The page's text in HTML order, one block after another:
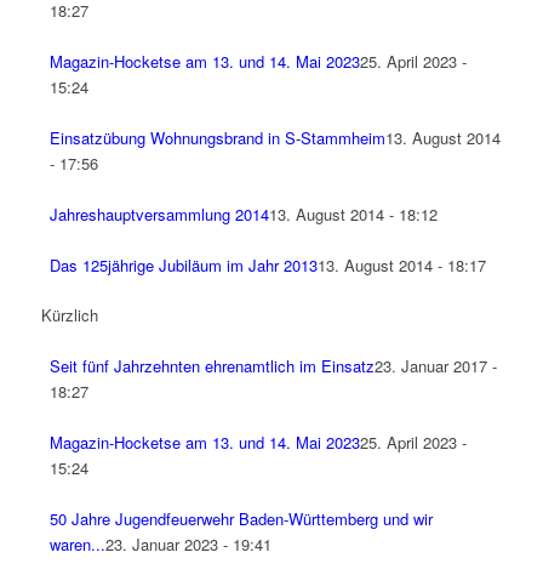
18:27
Magazin-Hocketse am 13. und 14. Mai 202325. April 2023 -
15:24
Einsatzübung Wohnungsbrand in S-Stammheim13. August 2014
- 17:56
Jahreshauptversammlung 201413. August 2014 - 18:12
Das 125jährige Jubiläum im Jahr 201313. August 2014 - 18:17
Kürzlich
Seit fünf Jahrzehnten ehrenamtlich im Einsatz23. Januar 2017 -
18:27
Magazin-Hocketse am 13. und 14. Mai 202325. April 2023 -
15:24
50 Jahre Jugendfeuerwehr Baden-Württemberg und wir
waren...23. Januar 2023 - 19:41